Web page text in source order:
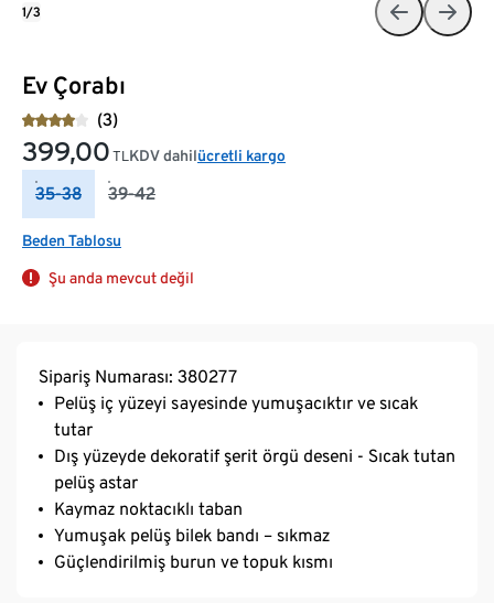
Ev Çorabı
(3)
399,00 TL KDV dahilücretli kargo
35-38 39-42
Beden Tablosu
Şu anda mevcut değil
1/3
Sipariş Numarası: 380277
Pelüş iç yüzeyi sayesinde yumuşacıktır ve sıcak
tutar
Dış yüzeyde dekoratif şerit örgü deseni - Sıcak tutan
pelüş astar
Kaymaz noktacıklı taban
Yumuşak pelüş bilek bandı – sıkmaz
Güçlendirilmiş burun ve topuk kısmı